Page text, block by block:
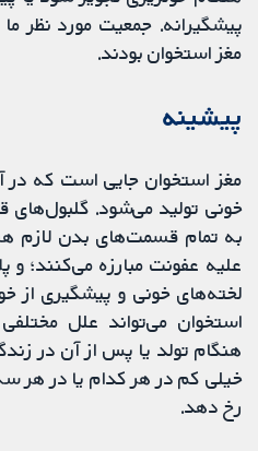
پیشگیرانه. جمعیت مورد نظر ما
مغز استخوان بودند.
پیشینه
مغز استخوان جایی است که در
خونی تولید می‌شود. گلبول‌های
به تمام قسمت‌های بدن لازم
علیه عفونت مبارزه می‌کنند؛
لخته‌های خونی و پیشگیری از
استخوان می‌تواند علل
هنگام تولد یا پس از آن در
خیلی کم در هر کدام یا در هر
رخ دهد.